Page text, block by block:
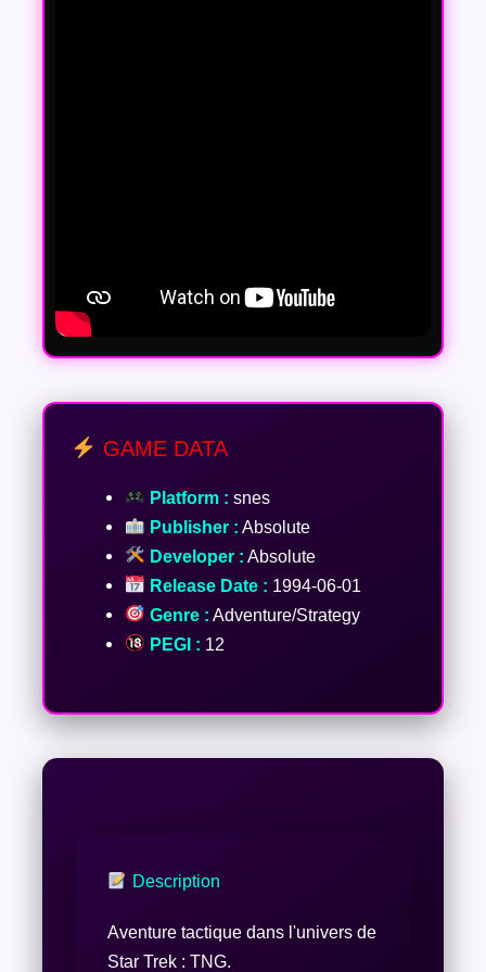
GAME DATA
Platform : snes
Publisher : Absolute
Developer : Absolute
Release Date : 1994-06-01
Genre : Adventure/Strategy
PEGI : 12
Description
Aventure tactique dans l'univers de
Star Trek : TNG.